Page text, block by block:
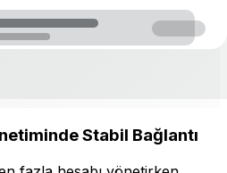
Stabil Bağlantı